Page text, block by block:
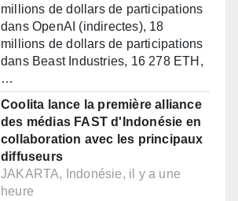
millions de dollars de participations
dans OpenAI (indirectes), 18
millions de dollars de participations
dans Beast Industries, 16 278 ETH,
…
Coolita lance la première alliance
des médias FAST d'Indonésie en
collaboration avec les principaux
diffuseurs
JAKARTA, Indonésie, il y a une
heure